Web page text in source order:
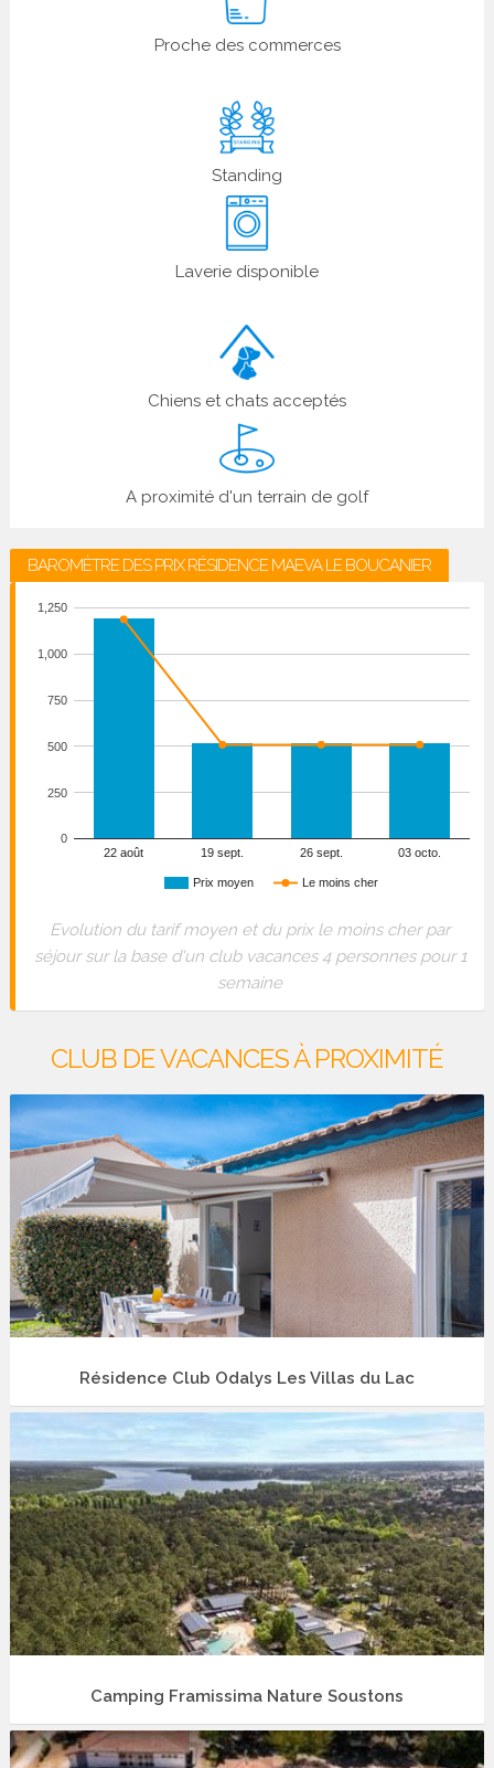
Proche des commerces
Standing
Laverie disponible
Chiens et chats acceptés
A proximité d'un terrain de golf
BAROMÈTRE DES PRIX RÉSIDENCE MAEVA LE BOUCANIER
Prix moyen Le moins cher
22 août 19 sept. 26 sept. 03 octo.
0
250
500
750
1,000
1,250
Evolution du tarif moyen et du prix le moins cher par
séjour sur la base d'un club vacances 4 personnes pour 1
semaine
CLUB DE VACANCES À PROXIMITÉ
Résidence Club Odalys Les Villas du Lac
Camping Framissima Nature Soustons